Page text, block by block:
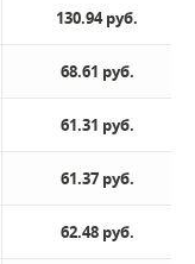
130.94 руб.
68.61 руб.
61.31 руб.
61.37 руб.
62.48 руб.